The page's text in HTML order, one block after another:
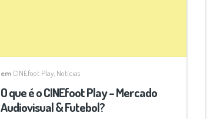
em CINEfoot Play Notícias
O que é o CINEfoot Play – Mercado
Audiovisual & Futebol?